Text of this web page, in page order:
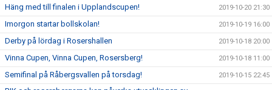
Häng med till finalen i Upplandscupen! 2019-10-20 21:30
Imorgon startar bollskolan! 2019-10-19 16:00
Derby på lördag i Rosershallen 2019-10-18 20:00
Vinna Cupen, Vinna Cupen, Rosersberg! 2019-10-18 11:00
Semifinal på Råbergsvallen på torsdag! 2019-10-15 22:45